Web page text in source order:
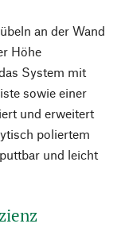
an der Wand
Höhe
System mit
sowie einer
und erweitert
poliertem
und leicht